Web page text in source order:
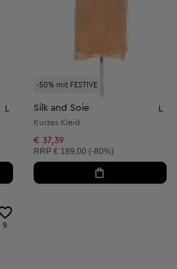
-50% mit FESTIVE
Silk and Soie
Kurzes Kleid
€ 37,39
Unverbindliche Preisempfehlung:
RRP € 189,00 (-80%)
9